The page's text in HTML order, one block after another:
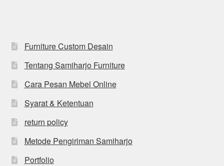
Furniture Custom Desain
Tentang Samiharjo Furniture
Cara Pesan Mebel Online
Syarat & Ketentuan
return policy
Metode Pengiriman Samiharjo
Portfolio